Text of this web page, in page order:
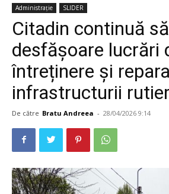
Administrație SLIDER
Citadin continuă să
desfășoare lucrări
întreținere și
infrastructurii
De către Bratu Andreea - 28/04/2026 9:14